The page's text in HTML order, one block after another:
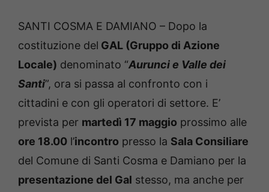
SANTI COSMA E DAMIANO – Dopo la
costituzione del GAL (Gruppo di Azione
Locale) denominato “Aurunci e Valle dei
Santi”, ora si passa al confronto con i
cittadini e con gli operatori di settore. E’
prevista per martedì 17 maggio prossimo alle
ore 18.00 l’incontro presso la Sala Consiliare
del Comune di Santi Cosma e Damiano per la
presentazione del Gal stesso, ma anche per